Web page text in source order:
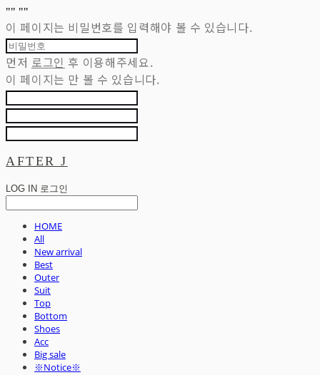
"" ""
이 페이지는 비밀번호를 입력해야 볼 수 있습니다.
먼저 로그인 후 이용해주세요.
이 페이지는 만 볼 수 있습니다.
AFTER J
LOG IN 로그인
HOME
All
New arrival
Best
Outer
Suit
Top
Bottom
Shoes
Acc
Big sale
※Notice※